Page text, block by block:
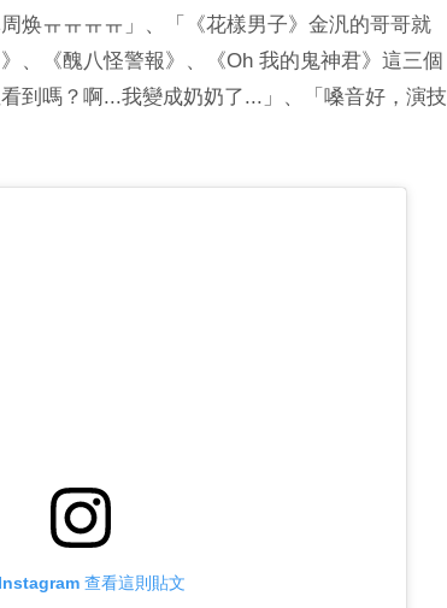
焕ㅠㅠㅠㅠ」、「《花樣男子》金汎的哥哥就
、《醜八怪警報》、《Oh 我的鬼神君》這三個
到嗎？啊...我變成奶奶了...」、「嗓音好，演技
查看這則貼文